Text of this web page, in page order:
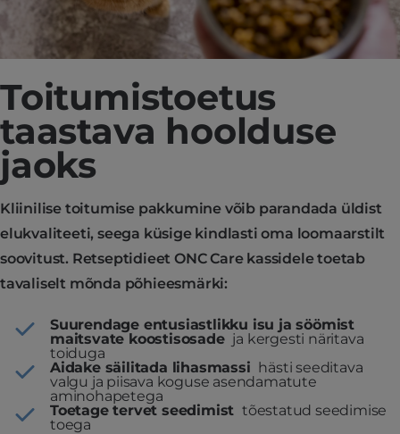
Toitumistoetus
taastava hoolduse
jaoks
Kliinilise toitumise pakkumine võib parandada üldist
elukvaliteeti, seega küsige kindlasti oma loomaarstilt
soovitust. Retseptidieet ONC Care kassidele toetab
tavaliselt mõnda põhieesmärki:
Suurendage entusiastlikku isu ja söömist
maitsvate koostisosade ja kergesti näritava
toiduga
Aidake säilitada lihasmassi hästi seeditava
valgu ja piisava koguse asendamatute
aminohapetega
Toetage tervet seedimist tõestatud seedimise
toega